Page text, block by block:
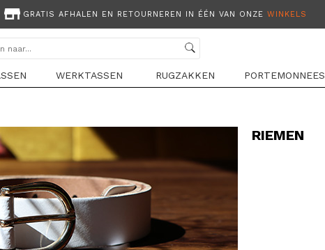
GRATIS AFHALEN EN RETOURNEREN IN ÉÉN VAN ONZE WINKELS
WERKTASSEN RUGZAKKEN PORTEMONNEES
RIEMEN